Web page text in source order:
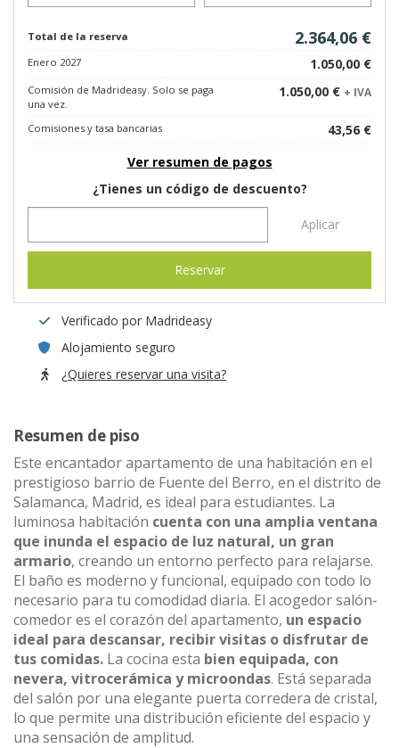
Total de la reserva 2.364,06 €
Enero 2027 1.050,00 €
Comisión de Madrideasy. Solo se paga
una vez.
1.050,00 € + IVA
Comisiones y tasa bancarias
43,56 €
Ver resumen de pagos
¿Tienes un código de descuento?
Aplicar
Reservar
Verificado por Madrideasy
Alojamiento seguro
¿Quieres reservar una visita?
Resumen de piso
Este encantador apartamento de una habitación en el
prestigioso barrio de Fuente del Berro, en el distrito de
Salamanca, Madrid, es ideal para estudiantes. La
luminosa habitación cuenta con una amplia ventana
que inunda el espacio de luz natural, un gran
armario, creando un entorno perfecto para relajarse.
El baño es moderno y funcional, equipado con todo lo
necesario para tu comodidad diaria. El acogedor salón-
comedor es el corazón del apartamento, un espacio
ideal para descansar, recibir visitas o disfrutar de
tus comidas. La cocina esta bien equipada, con
nevera, vitrocerámica y microondas. Está separada
del salón por una elegante puerta corredera de cristal,
lo que permite una distribución eficiente del espacio y
una sensación de amplitud.